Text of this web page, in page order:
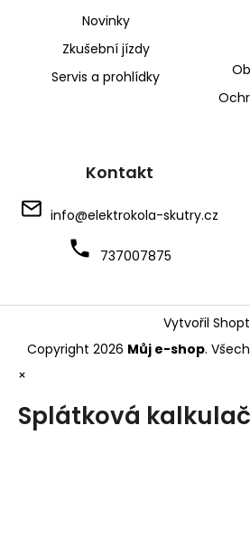
Novinky
Zkušební jízdy
Servis a prohlídky
Kontakt
info@elektrokola-skutry.cz
737007875
Vytvořil
Copyright 2026 Můj e-shop.
×
Splátková